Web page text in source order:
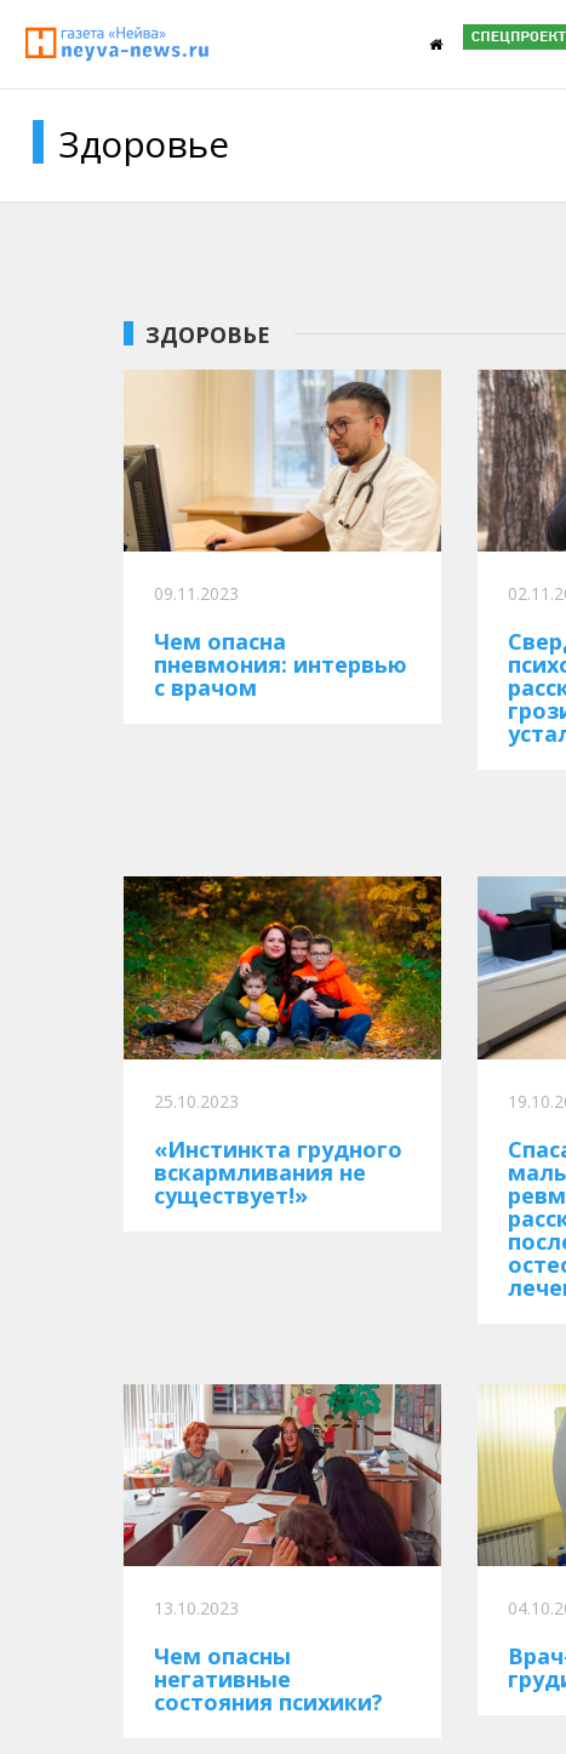
Здоровье
ЗДОРОВЬЕ
09.11.2023
Чем опасна
пневмония: интервью
с врачом
25.10.2023
«Инстинкта грудного
вскармливания не
существует!»
13.10.2023
Чем опасны
негативные
состояния психики?